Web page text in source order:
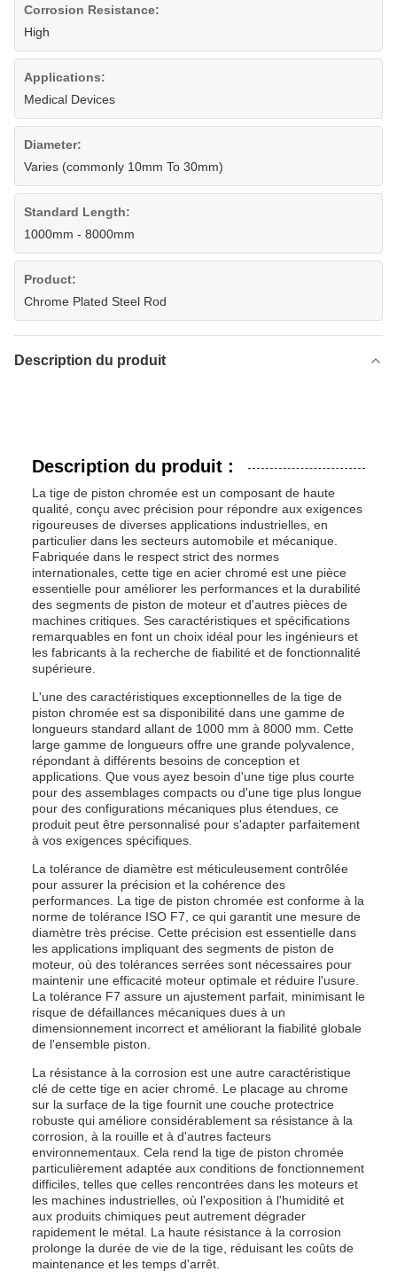
Corrosion Resistance:
High
Applications:
Medical Devices
Diameter:
Varies (commonly 10mm To 30mm)
Standard Length:
1000mm - 8000mm
Product:
Chrome Plated Steel Rod
Description du produit
Description du produit :
La tige de piston chromée est un composant de haute
qualité, conçu avec précision pour répondre aux exigences
rigoureuses de diverses applications industrielles, en
particulier dans les secteurs automobile et mécanique.
Fabriquée dans le respect strict des normes
internationales, cette tige en acier chromé est une pièce
essentielle pour améliorer les performances et la durabilité
des segments de piston de moteur et d'autres pièces de
machines critiques. Ses caractéristiques et spécifications
remarquables en font un choix idéal pour les ingénieurs et
les fabricants à la recherche de fiabilité et de fonctionnalité
supérieure.
L'une des caractéristiques exceptionnelles de la tige de
piston chromée est sa disponibilité dans une gamme de
longueurs standard allant de 1000 mm à 8000 mm. Cette
large gamme de longueurs offre une grande polyvalence,
répondant à différents besoins de conception et
applications. Que vous ayez besoin d'une tige plus courte
pour des assemblages compacts ou d'une tige plus longue
pour des configurations mécaniques plus étendues, ce
produit peut être personnalisé pour s'adapter parfaitement
à vos exigences spécifiques.
La tolérance de diamètre est méticuleusement contrôlée
pour assurer la précision et la cohérence des
performances. La tige de piston chromée est conforme à la
norme de tolérance ISO F7, ce qui garantit une mesure de
diamètre très précise. Cette précision est essentielle dans
les applications impliquant des segments de piston de
moteur, où des tolérances serrées sont nécessaires pour
maintenir une efficacité moteur optimale et réduire l'usure.
La tolérance F7 assure un ajustement parfait, minimisant le
risque de défaillances mécaniques dues à un
dimensionnement incorrect et améliorant la fiabilité globale
de l'ensemble piston.
La résistance à la corrosion est une autre caractéristique
clé de cette tige en acier chromé. Le placage au chrome
sur la surface de la tige fournit une couche protectrice
robuste qui améliore considérablement sa résistance à la
corrosion, à la rouille et à d'autres facteurs
environnementaux. Cela rend la tige de piston chromée
particulièrement adaptée aux conditions de fonctionnement
difficiles, telles que celles rencontrées dans les moteurs et
les machines industrielles, où l'exposition à l'humidité et
aux produits chimiques peut autrement dégrader
rapidement le métal. La haute résistance à la corrosion
prolonge la durée de vie de la tige, réduisant les coûts de
maintenance et les temps d'arrêt.